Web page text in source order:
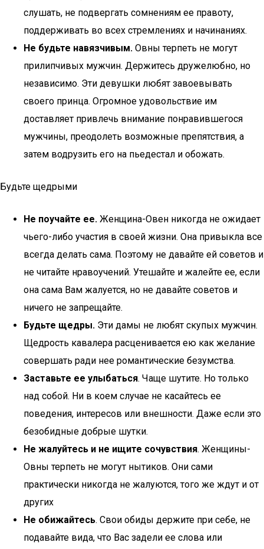
слушать, не подвергать сомнениям ее правоту,
поддерживать во всех стремлениях и начинаниях.
Не будьте навязчивым. Овны терпеть не могут
прилипчивых мужчин. Держитесь дружелюбно, но
независимо. Эти девушки любят завоевывать
своего принца. Огромное удовольствие им
доставляет привлечь внимание понравившегося
мужчины, преодолеть возможные препятствия, а
затем водрузить его на пьедестал и обожать.
Будьте щедрыми
Не поучайте ее. Женщина-Овен никогда не ожидает
чьего-либо участия в своей жизни. Она привыкла все
всегда делать сама. Поэтому не давайте ей советов и
не читайте нравоучений. Утешайте и жалейте ее, если
она сама Вам жалуется, но не давайте советов и
ничего не запрещайте.
Будьте щедры. Эти дамы не любят скупых мужчин.
Щедрость кавалера расценивается ею как желание
совершать ради нее романтические безумства.
Заставьте ее улыбаться. Чаще шутите. Но только
над собой. Ни в коем случае не касайтесь ее
поведения, интересов или внешности. Даже если это
безобидные добрые шутки.
Не жалуйтесь и не ищите сочувствия. Женщины-
Овны терпеть не могут нытиков. Они сами
практически никогда не жалуются, того же ждут и от
других
Не обижайтесь. Свои обиды держите при себе, не
подавайте вида, что Вас задели ее слова или